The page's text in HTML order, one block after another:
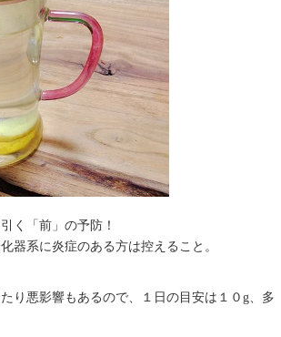
く「前」の予防！
器系に炎症のある方は控えること。
り悪影響もあるので、１日の目安は１０g、多